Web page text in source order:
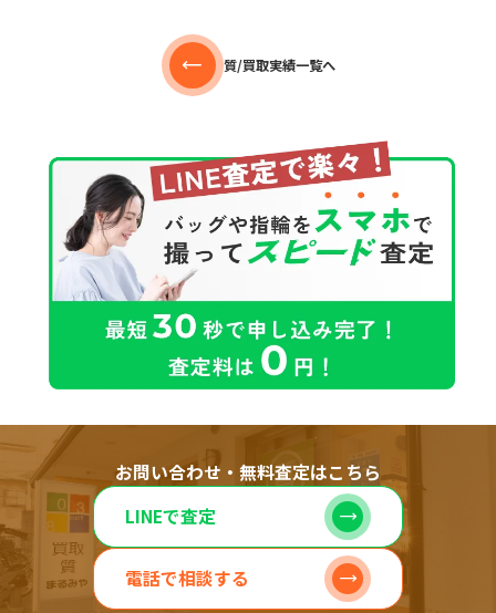
質/買取実績一覧へ
お問い合わせ・無料査定はこちら
LINEで査定
電話で相談する